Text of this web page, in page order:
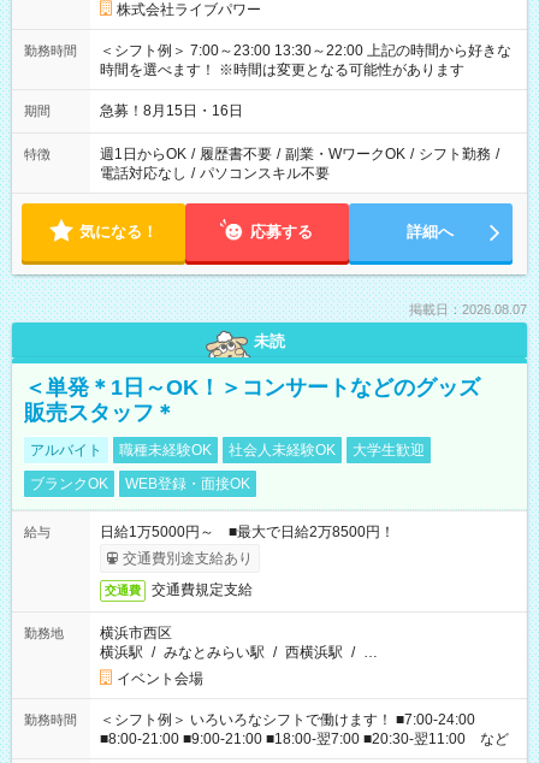
株式会社ライブパワー
勤務時間
＜シフト例＞ 7:00～23:00 13:30～22:00 上記の時間から好きな
時間を選べます！ ※時間は変更となる可能性があります
期間 急募！8月15日・16日
特徴 週1日からOK / 履歴書不要 / 副業・WワークOK / シフト勤務 /
電話対応なし / パソコンスキル不要
気になる！ 応募する 詳細へ
掲載日：2026.08.07
未読
＜単発＊1日～OK！＞コンサートなどのグッズ
販売スタッフ＊
アルバイト 職種未経験OK 社会人未経験OK
大学生歓迎
ブランクOK
WEB登録・面接OK
給与
日給1万5000円～ ■最大で日給2万8500円！
交通費別途支給あり
交通費 交通費規定支給
勤務地
横浜市西区
横浜駅 / みなとみらい駅 / 西横浜駅 / …
イベント会場
勤務時間
＜シフト例＞ いろいろなシフトで働けます！ ■7:00-24:00
■8:00-21:00 ■9:00-21:00 ■18:00-翌7:00 ■20:30-翌11:00 など